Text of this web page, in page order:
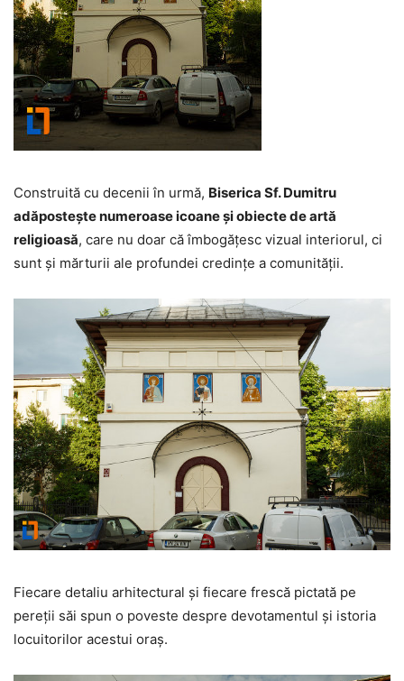
Construită cu decenii în urmă, Biserica Sf. Dumitru
adăpostește numeroase icoane și obiecte de artă
religioasă, care nu doar că îmbogățesc vizual interiorul, ci
sunt și mărturii ale profundei credințe a comunității.
Fiecare detaliu arhitectural și fiecare frescă pictată pe
pereții săi spun o poveste despre devotamentul și istoria
locuitorilor acestui oraș.